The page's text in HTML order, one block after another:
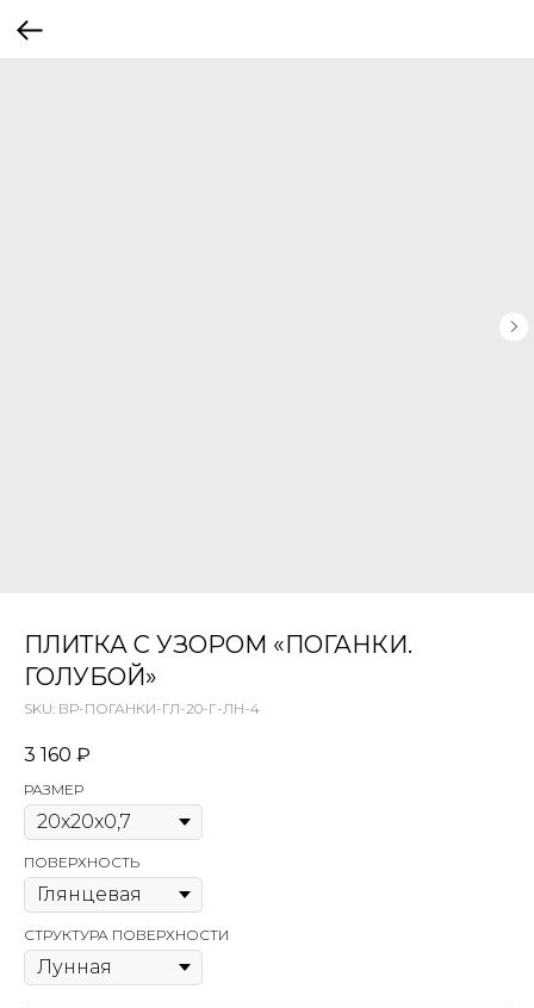
ПЛИТКА С УЗОРОМ «ПОГАНКИ.
ГОЛУБОЙ»
SKU: ВР-ПОГАНКИ-ГЛ-20-Г-ЛН-4
3 160 ₽
РАЗМЕР
ПОВЕРХНОСТЬ
СТРУКТУРА ПОВЕРХНОСТИ